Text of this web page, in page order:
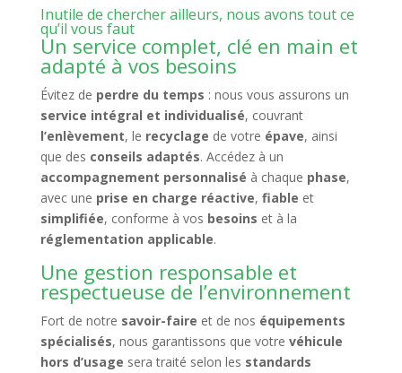
Inutile de chercher ailleurs, nous avons tout ce
qu’il vous faut
Un service complet, clé en main et
adapté à vos besoins
Évitez de perdre du temps : nous vous assurons un
service intégral et individualisé, couvrant
l’enlèvement, le recyclage de votre épave, ainsi
que des conseils adaptés. Accédez à un
accompagnement personnalisé à chaque phase,
avec une prise en charge réactive, fiable et
simplifiée, conforme à vos besoins et à la
réglementation applicable.
Une gestion responsable et
respectueuse de l’environnement
Fort de notre savoir-faire et de nos équipements
spécialisés, nous garantissons que votre véhicule
hors d’usage sera traité selon les standards